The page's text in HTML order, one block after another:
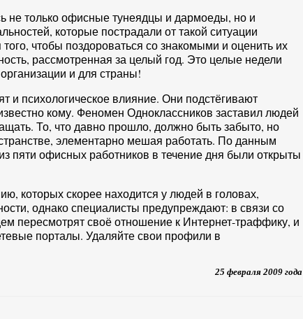
не только офисные тунеядцы и дармоеды, но и
которые пострадали от такой ситуации
чтобы поздороваться со знакомыми и оценить их
рассмотренная за целый год. Это целые недели
и для страны!
и психологическое влияние. Они подстёгивают
кому. Феномен Одноклассников заставил людей
То, что давно прошло, должно быть забыто, но
элементарно мешая работать. По данным
пяти офисных работников в течение дня были открыты
которых скорее находится у людей в головах,
однако специалисты предупреждают: в связи со
пересмотрят своё отношение к Интернет-траффику, и
порталы. Удаляйте свои профили в
25 февраля 2009 года